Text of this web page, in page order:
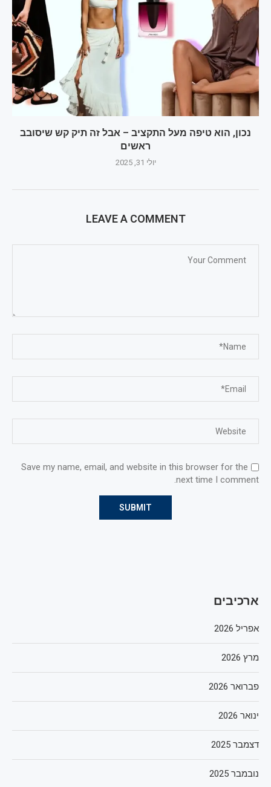
נכון, הוא טיפה מעל התקציב – אבל זה תיק קש שיסובב
ראשים
יולי 31, 2025
LEAVE A COMMENT
Save my name, email, and website in this browser for the
next time I comment.
ארכיבים
אפריל 2026
מרץ 2026
פברואר 2026
ינואר 2026
דצמבר 2025
נובמבר 2025